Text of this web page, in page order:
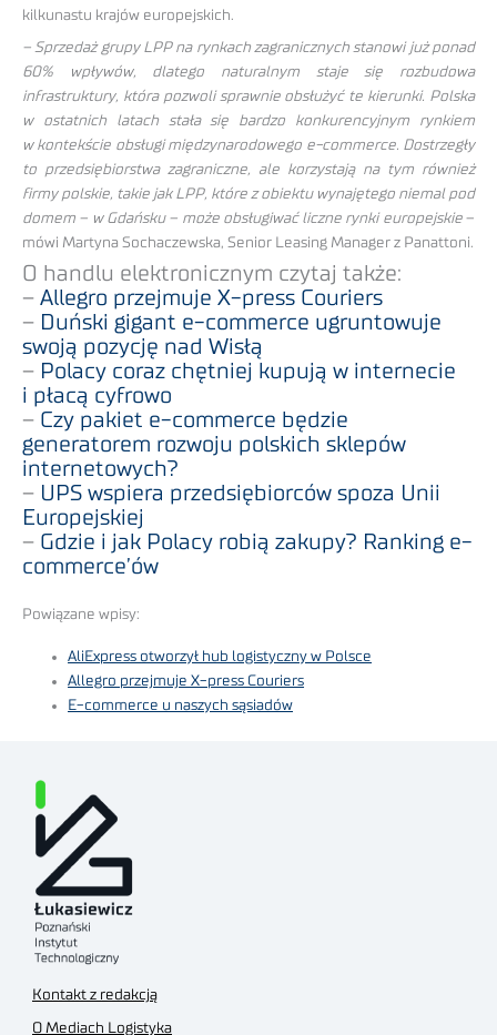
kilkunastu krajów europejskich.
– Sprzedaż grupy LPP na rynkach zagranicznych stanowi już ponad
60% wpływów, dlatego naturalnym staje się rozbudowa
infrastruktury, która pozwoli sprawnie obsłużyć te kierunki. Polska
w ostatnich latach stała się bardzo konkurencyjnym rynkiem
w kontekście obsługi międzynarodowego e-commerce. Dostrzegły
to przedsiębiorstwa zagraniczne, ale korzystają na tym również
firmy polskie, takie jak LPP, które z obiektu wynajętego niemal pod
domem – w Gdańsku – może obsługiwać liczne rynki europejskie–
mówi Martyna Sochaczewska, Senior Leasing Manager z Panattoni.
O handlu elektronicznym czytaj także:
– Allegro przejmuje X-press Couriers
– Duński gigant e-commerce ugruntowuje
swoją pozycję nad Wisłą
– Polacy coraz chętniej kupują w internecie
i płacą cyfrowo
– Czy pakiet e-commerce będzie
generatorem rozwoju polskich sklepów
internetowych?
– UPS wspiera przedsiębiorców spoza Unii
Europejskiej
– Gdzie i jak Polacy robią zakupy? Ranking e-
commerce’ów
Powiązane wpisy:
AliExpress otworzył hub logistyczny w Polsce
Allegro przejmuje X-press Couriers
E-commerce u naszych sąsiadów
Kontakt z redakcją
O Mediach Logistyka